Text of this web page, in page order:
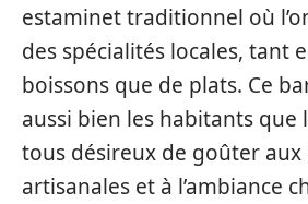
estaminet traditionnel où
des spécialités locales, tant
boissons que de plats. Ce
aussi bien les habitants que
tous désireux de goûter aux
artisanales et à l’ambiance